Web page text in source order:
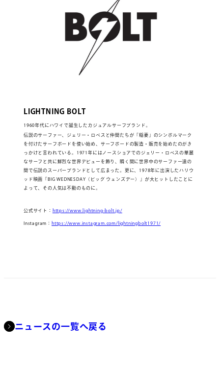
LIGHTNING BOLT
1960年代にハワイで誕生したカジュアルサーフブランド。
伝説のサーファー、ジェリー・ロペスと仲間たちが「稲妻」のシンボルマーク
を付けたサーフボードを使い始め、サーフボードの製造・販売を始めたのがき
っかけと言われている。1971年にはノースショアでのジェリー・ロペスの華麗
なサーフと共に鮮烈な世界デビューを飾り、瞬く間に世界中のサーファー達の
間で伝説のスーパーブランドとして広まった。更に、1978年に出演したハリウ
ッド映画「BIG WEDNESDAY（ビッグ ウェンズデー）」が大ヒットしたことに
よって、その人気は不動のものに。
公式サイト： https://www.lightning-bolt.jp/
Instagram： https://www.instagram.com/lightningbolt1971/
ニュースの一覧へ戻る